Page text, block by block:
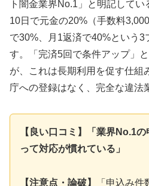
ト闇金業界No.1」と明記して
10日で元金の20%（手数料
で30%、月1返済で40%という3
す。「完済5回で条件アップ」
が、これは長期利用を促す仕組
庁への登録はなく、完全な違法
【良い口コミ】「業界No.1
って対応が慣れている」
【注意点・論破】
「申込み